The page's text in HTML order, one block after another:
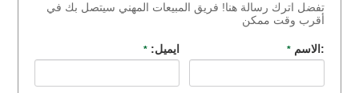
تفضل اترك رسالة هنا! فريق المبيعات المهني سيتصل بك في
أقرب وقت ممكن
:الاسم* ايميل: *